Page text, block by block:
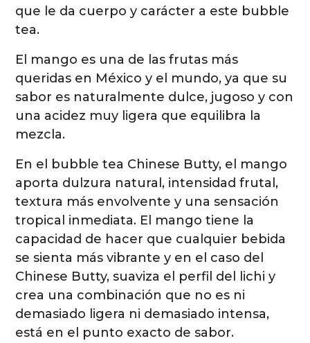
que le da cuerpo y carácter a este bubble
tea.
El mango es una de las frutas más
queridas en México y el mundo, ya que su
sabor es naturalmente dulce, jugoso y con
una acidez muy ligera que equilibra la
mezcla.
En el bubble tea Chinese Butty, el mango
aporta dulzura natural, intensidad frutal,
textura más envolvente y una sensación
tropical inmediata. El mango tiene la
capacidad de hacer que cualquier bebida
se sienta más vibrante y en el caso del
Chinese Butty, suaviza el perfil del lichi y
crea una combinación que no es ni
demasiado ligera ni demasiado intensa,
está en el punto exacto de sabor.